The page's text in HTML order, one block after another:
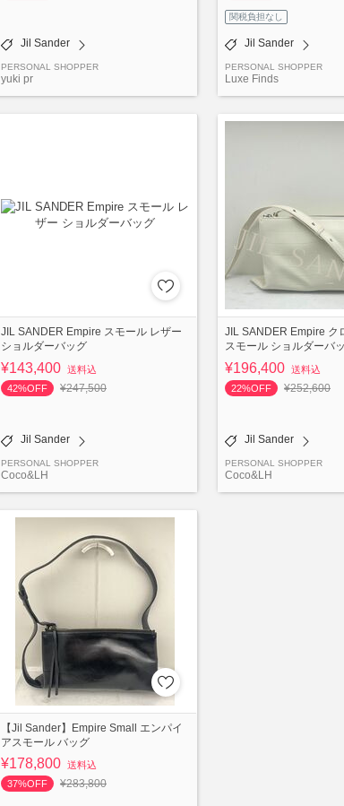
Jil Sander
PERSONAL SHOPPER
yuki pr
関税負担なし
Jil Sander
PERSONAL SHOPPER
Luxe Finds
JIL SANDER Empire スモール レザー
ショルダーバッグ
¥143,400 送料込
42%OFF
¥247,500
Jil Sander
PERSONAL SHOPPER
Coco&LH
JIL SANDER Empire ク
スモール ショルダーバ
¥196,400 送料込
22%OFF
¥252,600
Jil Sander
PERSONAL SHOPPER
Coco&LH
【Jil Sander】Empire Small エンパイ
アスモール バッグ
¥178,800 送料込
37%OFF
¥283,800